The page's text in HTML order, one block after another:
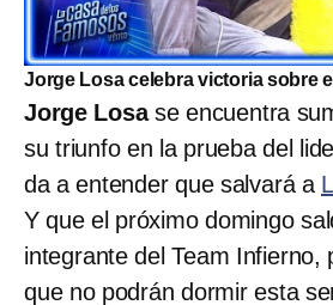
Jorge Losa celebra victoria sobre
Jorge Losase encuentra
su triunfo en la prueba del
da a entender que salvará a
Y que el próximo domingo
integrante del Team Infierno,
que no podrán dormir esta